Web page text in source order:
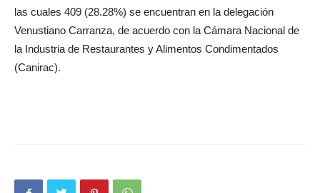
las cuales 409 (28.28%) se encuentran en la delegación
Venustiano Carranza, de acuerdo con la Cámara Nacional de
la Industria de Restaurantes y Alimentos Condimentados
(Canirac).